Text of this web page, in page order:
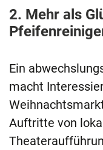
2. Mehr als
Ein
macht
Auftritte von